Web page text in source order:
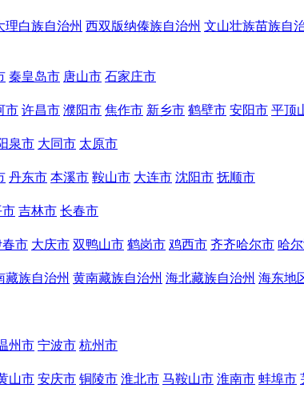
理白族自治州 西双版纳傣族自治州 文山壮族苗族自
秦皇岛市 唐山市 石家庄市
市 许昌市 濮阳市 焦作市 新乡市 鹤壁市 安阳市 平顶
泉市 大同市 太原市
丹东市 本溪市 鞍山市 大连市 沈阳市 抚顺市
市 吉林市 长春市
春市 大庆市 双鸭山市 鹤岗市 鸡西市 齐齐哈尔市 哈
藏族自治州 黄南藏族自治州 海北藏族自治州 海东地
州市 宁波市 杭州市
山市 安庆市 铜陵市 淮北市 马鞍山市 淮南市 蚌埠市